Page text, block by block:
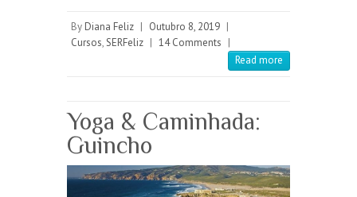
By Diana Feliz | Outubro 8, 2019 |
Cursos,SERFeliz | 14 Comments |
Read more
Yoga & Caminhada:
Guincho